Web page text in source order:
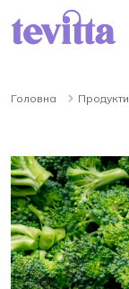
Головна Продукти